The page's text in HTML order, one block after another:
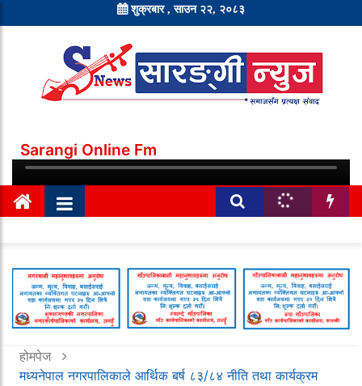
शुक्रबार , साउन २२, २०८३
Sarangi Online Fm
होमपेज
मध्यनेपाल नगरपालिकाले आर्थिक बर्ष ८३/८४ नीति तथा कार्यक्रम